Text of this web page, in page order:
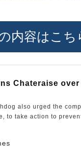
内容はこち
Chateraise
also urged the
to take action to